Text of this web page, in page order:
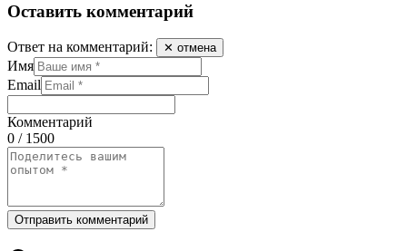
Оставить комментарий
Ответ на комментарий: ✕ отмена
Имя
Email
Комментарий
0 / 1500
Отправить комментарий